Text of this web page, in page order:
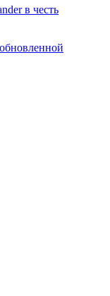
в честь